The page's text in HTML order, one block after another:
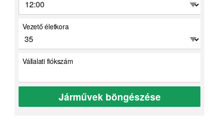
Vezető életkora
Vállalati fiókszám
Járművek böngészése